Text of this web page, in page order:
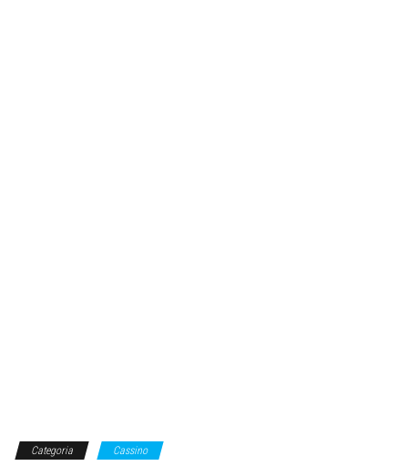
Categoria Cassino